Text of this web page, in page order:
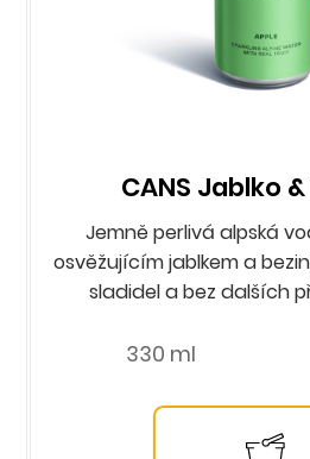
CANS Jablko
Jemně perlivá alpská
osvěžujícím jablkem a
sladidel a bez dalších
330 ml